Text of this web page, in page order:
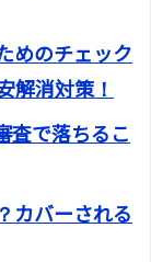
めのチェック
解消対策！
査で落ちるこ
カバーされる